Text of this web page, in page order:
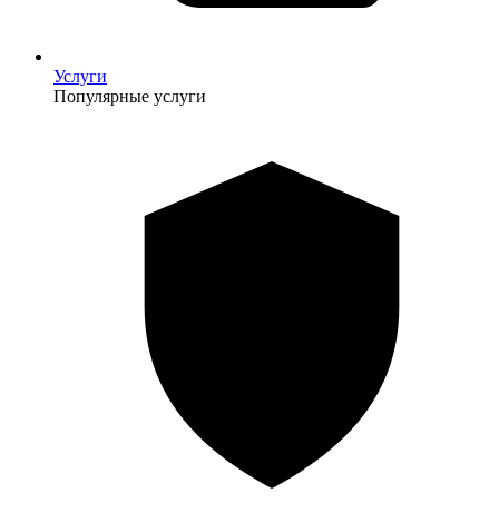
Услуги
Популярные услуги